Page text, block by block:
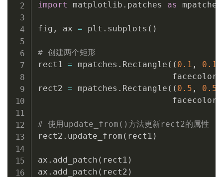
import matplotlib . patches as mpatches
fig , ax = plt . subplots ( )
# 创建两个矩形
rect1 = mpatches . Rectangle ( ( 0.1 , 0.1
                           facecolor
rect2 = mpatches . Rectangle ( ( 0.5 , 0.5
                           facecolor
# 使用update_from()方法更新rect2的属性
rect2 . update_from ( rect1 )
ax . add_patch ( rect1 )
ax . add_patch ( rect2 )